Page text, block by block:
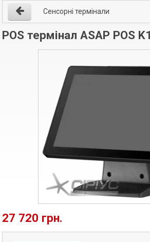
Сенсорні термінали
POS термінал ASAP POS
27 720 грн.